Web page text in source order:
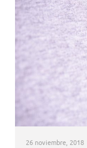
26 noviembre, 2018